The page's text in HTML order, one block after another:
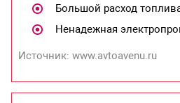
Большой расход
Ненадежная
Источник: www.avtoavenu.ru